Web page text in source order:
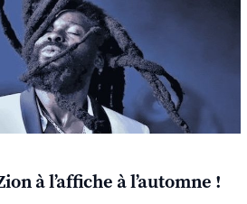
à l’affiche à l’automne !